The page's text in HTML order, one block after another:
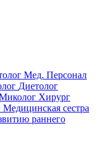
Мед. Персонал
Диетолог
Хирург
Медицинская сестра
раннего